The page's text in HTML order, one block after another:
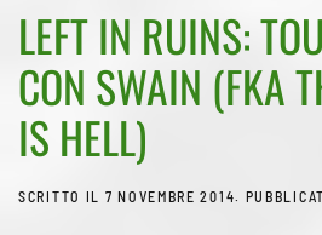
LEFT IN RUINS:
CON SWAIN (FKA
IS HELL)
SCRITTO IL 7 NOVEMBRE 2014 .